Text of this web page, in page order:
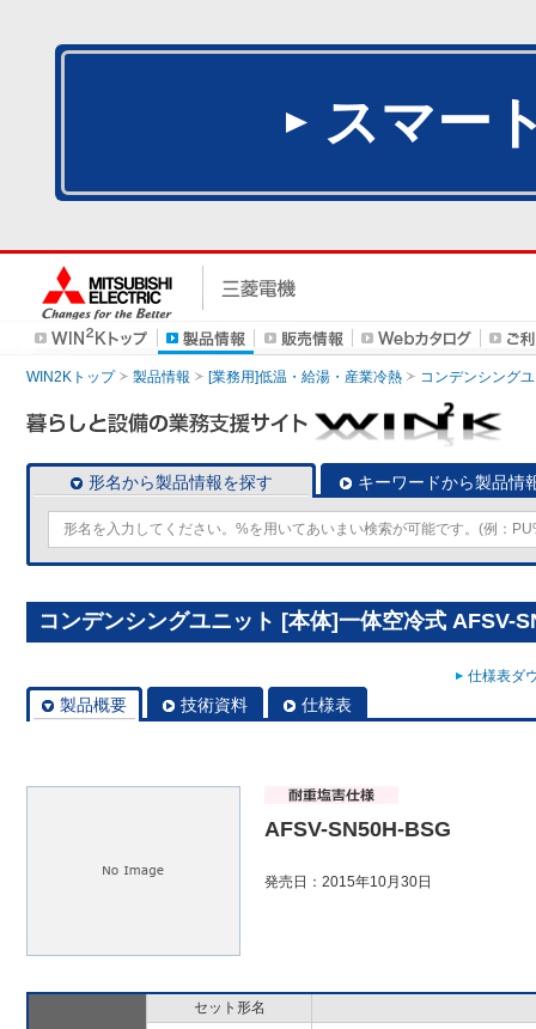
スマー
WIN2Kトップ 製品情報 [業務用]低温・給湯・産業冷熱 コンデンシング
形名から製品情報を探す キーワードから製品情
コンデンシングユニット [本体]一体空冷式 AFSV-
仕様表ダ
製品概要 技術資料 仕様表
AFSV-SN50H-BSG
発売日：2015年10月30日
セット形名